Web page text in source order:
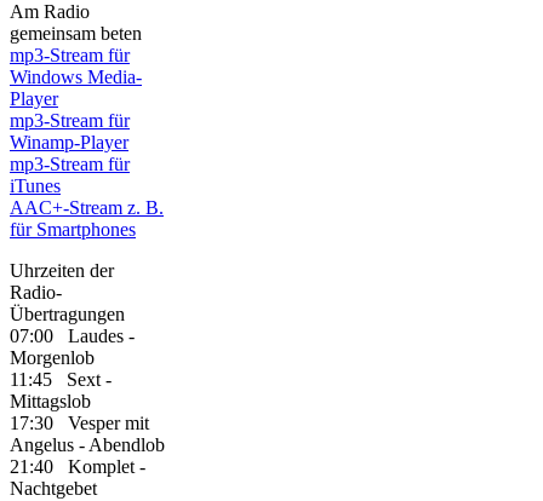
Am Radio
gemeinsam beten
mp3-Stream für
Windows Media-
Player
mp3-Stream für
Winamp-Player
mp3-Stream für
iTunes
AAC+-Stream z. B.
für Smartphones
Uhrzeiten der
Radio-
Übertragungen
07:00 Laudes -
Morgenlob
11:45 Sext -
Mittagslob
17:30 Vesper mit
Angelus - Abendlob
21:40 Komplet -
Nachtgebet